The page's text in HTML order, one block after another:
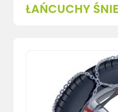
ŁAŃCUCHY